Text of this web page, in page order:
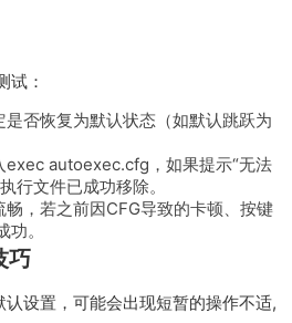
试：
否恢复为默认状态（如默认跳跃为
exec autoexec.cfg ，如果提示“无法
行文件已成功移除。
，若之前因CFG导致的卡顿、按键
。
巧
设置，可能会出现短暂的操作不适,